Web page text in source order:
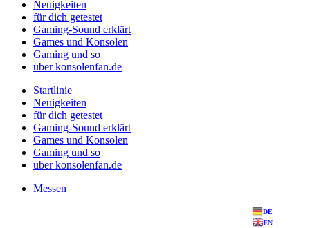
Neuigkeiten
für dich getestet
Gaming-Sound erklärt
Games und Konsolen
Gaming und so
über konsolenfan.de
Startlinie
Neuigkeiten
für dich getestet
Gaming-Sound erklärt
Games und Konsolen
Gaming und so
über konsolenfan.de
Messen
DE
EN